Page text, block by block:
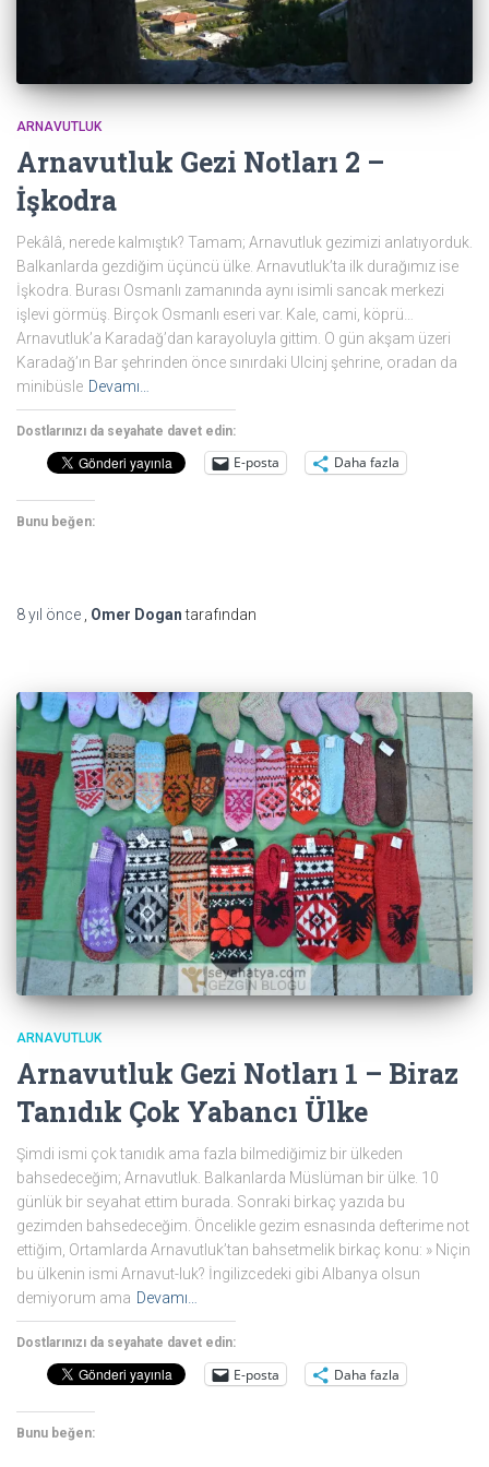
ARNAVUTLUK
Arnavutluk Gezi Notları 2 –
İşkodra
Pekâlâ, nerede kalmıştık? Tamam; Arnavutluk gezimizi anlatıyorduk.
Balkanlarda gezdiğim üçüncü ülke. Arnavutluk’ta ilk durağımız ise
İşkodra. Burası Osmanlı zamanında aynı isimli sancak merkezi
işlevi görmüş. Birçok Osmanlı eseri var. Kale, cami, köprü…
Arnavutluk’a Karadağ’dan karayoluyla gittim. O gün akşam üzeri
Karadağ’ın Bar şehrinden önce sınırdaki Ulcinj şehrine, oradan da
minibüsle Devamı…
Dostlarınızı da seyahate davet edin:
E-posta Daha fazla
Bunu beğen:
8 yıl önce Omer Dogantarafından
ARNAVUTLUK
Arnavutluk Gezi Notları 1 – Biraz
Tanıdık Çok Yabancı Ülke
Şimdi ismi çok tanıdık ama fazla bilmediğimiz bir ülkeden
bahsedeceğim; Arnavutluk. Balkanlarda Müslüman bir ülke. 10
günlük bir seyahat ettim burada. Sonraki birkaç yazıda bu
gezimden bahsedeceğim. Öncelikle gezim esnasında defterime not
ettiğim, Ortamlarda Arnavutluk’tan bahsetmelik birkaç konu: » Niçin
bu ülkenin ismi Arnavut-luk? İngilizcedeki gibi Albanya olsun
demiyorum ama Devamı…
Dostlarınızı da seyahate davet edin:
E-posta Daha fazla
Bunu beğen: